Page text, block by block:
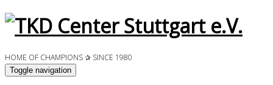
HOME OF CHAMPIONS ✰ SINCE 1980
Toggle navigation